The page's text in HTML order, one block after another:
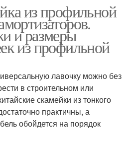
из профильной
и размеры
из профильной
лавочку можно без
в строительном или
скамейки из тонкого
практичны, а
обойдется на порядок